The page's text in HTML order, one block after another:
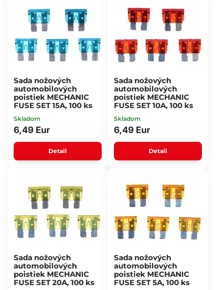
Sada nožových
automobilových
poistiek MECHANIC
FUSE SET 15A, 100 ks
Skladom
6,49 Eur
Detail
Sada nožových
automobilových
poistiek MECHANIC
FUSE SET 10A, 100 ks
Skladom
6,49 Eur
Detail
Sada nožových
automobilových
poistiek MECHANIC
FUSE SET 20A, 100 ks
Sada nožových
automobilových
poistiek MECHANIC
FUSE SET 5A, 100 ks